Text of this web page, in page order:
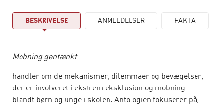
BESKRIVELSE ANMELDELSER FAKTA
Mobning gentænkt
handler om de mekanismer, dilemmaer og bevægelser,
der er involveret i ekstrem eksklusion og mobning
blandt børn og unge i skolen. Antologien fokuserer på,